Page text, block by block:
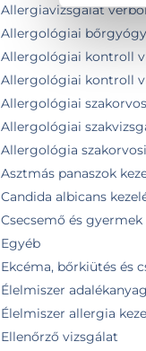
Allergiavizsgálat
Allergológiai
Allergológiai kontroll
Allergológiai kontroll
Allergológiai
Allergológiai
Allergológia
Asztmás panaszok
Candida albicans
Csecsemő és
Egyéb
Ekcéma, bőrkiütés és
Élelmiszer
Élelmiszer allergia
Ellenőrző vizsgálat